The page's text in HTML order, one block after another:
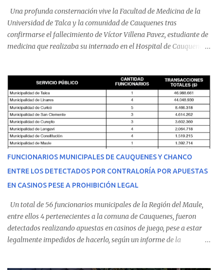
Una profunda consternación vive la Facultad de Medicina de la
Universidad de Talca y la comunidad de Cauquenes tras
confirmarse el fallecimiento de Víctor Villena Pavez, estudiante de
medicina que realizaba su internado en el Hospital de Cauquenes.
malestares físicos. Dada la complejidad de su estado de salud, el
equipo médico determinó su traslado de urgencia al Hospital
Regional de Talca y dado la urgencia la ambulancia partió hacia
Talca con escolta de Carabineros. En medio del traslado, el
estudiante de medicina de 25 años, se agravó y pese a los esfuerzos
del personal de emergencia terminó falleciendo, sin alcanzar a
recibir atención especializada en el centro de destino. Apenas se
conoció la gravedad de su condición, sus padres —residentes en
Villarrica— se trasladaron a Cauquenes con la esperanza de una
evolución favorable. No obstante, alrededo...
FUNCIONARIOS MUNICIPALES DE CAUQUENES Y CHANCO
ENTRE LOS DETECTADOS POR CONTRALORÍA POR APUESTAS
EN CASINOS PESE A PROHIBICIÓN LEGAL
Un total de 56 funcionarios municipales de la Región del Maule,
entre ellos 4 pertenecientes a la comuna de Cauquenes, fueron
detectados realizando apuestas en casinos de juego, pese a estar
legalmente impedidos de hacerlo, según un informe de la